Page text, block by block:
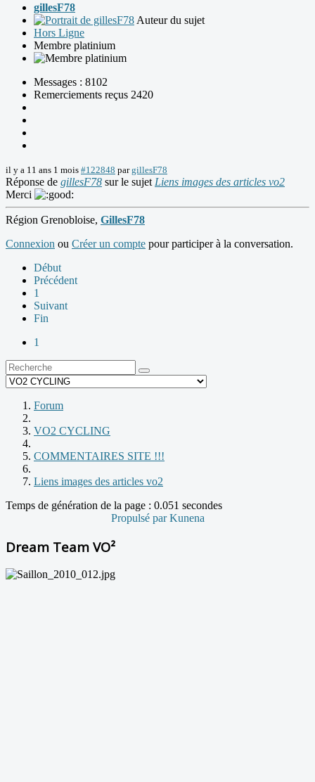
gillesF78
Auteur du sujet
Hors Ligne
Membre platinium
Messages : 8102
Remerciements reçus 2420
il y a 11 ans 1 mois #122848 pargillesF78
Réponse de gillesF78 sur le sujet Liens images des articles vo2
Merci
Région Grenobloise, GillesF78
Connexion ou Créer un compte pour participer à la conversation.
Début
Précédent
1
Suivant
Fin
1
Forum
VO2 CYCLING
COMMENTAIRES SITE !!!
Liens images des articles vo2
Temps de génération de la page : 0.051 secondes
Propulsé parKunena
Dream Team VO²